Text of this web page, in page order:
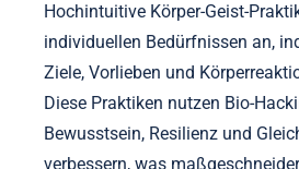
Hochintuitive Körper-Geist-
individuellen Bedürfnissen an,
Ziele, Vorlieben und
Diese Praktiken nutzen Bio-
Bewusstsein, Resilienz und
verbessern, was